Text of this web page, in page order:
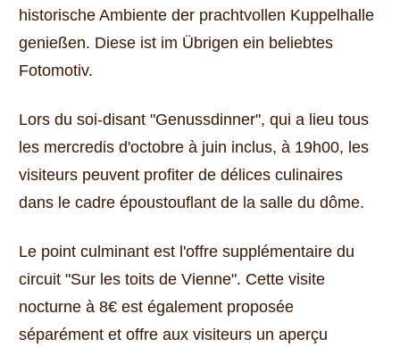
historische Ambiente der prachtvollen Kuppelhalle
genießen. Diese ist im Übrigen ein beliebtes
Fotomotiv.
Lors du soi-disant "Genussdinner", qui a lieu tous
les mercredis d'octobre à juin inclus, à 19h00, les
visiteurs peuvent profiter de délices culinaires
dans le cadre époustouflant de la salle du dôme.
Le point culminant est l'offre supplémentaire du
circuit "Sur les toits de Vienne". Cette visite
nocturne à 8€ est également proposée
séparément et offre aux visiteurs un aperçu